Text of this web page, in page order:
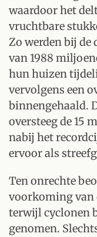
waardoor het
vruchtbare
Zo werden bij
van 1988
hun huizen
vervolgens een
binnengehaald.
oversteeg de 15
nabij het
ervoor als
Ten onrechte
voorkoming van
terwijl cyclonen
genomen.